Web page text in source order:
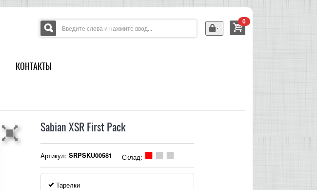
0
КОНТАКТЫ
Sabian XSR First Pack
Артикул: SRPSKU00581 Склад:
Тарелки